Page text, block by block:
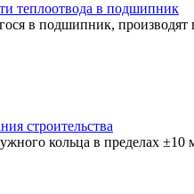
теплоотвода в подшипник
в подшипник,
строительства
кольца в пределах